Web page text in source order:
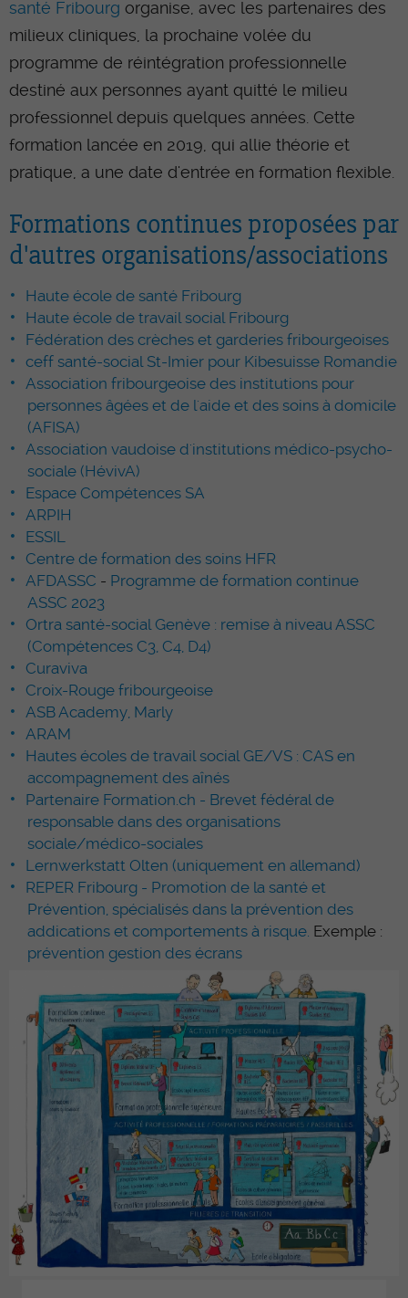
santé Fribourg organise, avec les partenaires des
milieux cliniques, la prochaine volée du
programme de réintégration professionnelle
destiné aux personnes ayant quitté le milieu
professionnel depuis quelques années. Cette
formation lancée en 2019, qui allie théorie et
pratique, a une date d'entrée en formation flexible.
Formations continues proposées par
d'autres organisations/associations
Haute école de santé Fribourg
Haute école de travail social Fribourg
Fédération des crèches et garderies fribourgeoises
ceff santé-social St-Imier pour Kibesuisse Romandie
Association fribourgeoise des institutions pour
personnes âgées et de l'aide et des soins à domicile
(AFISA)
Association vaudoise d'institutions médico-psycho-
sociale (HévivA)
Espace Compétences SA
ARPIH
ESSIL
Centre de formation des soins HFR
AFDASSC - Programme de formation continue
ASSC 2023
Ortra santé-social Genève : remise à niveau ASSC
(Compétences C3, C4, D4)
Curaviva
Croix-Rouge fribourgeoise
ASB Academy, Marly
ARAM
Hautes écoles de travail social GE/VS : CAS en
accompagnement des aînés
Partenaire Formation.ch - Brevet fédéral de
responsable dans des organisations
sociale/médico-sociales
Lernwerkstatt Olten (uniquement en allemand)
REPER Fribourg - Promotion de la santé et
Prévention, spécialisés dans la prévention des
addications et comportements à risque. Exemple :
prévention gestion des écrans